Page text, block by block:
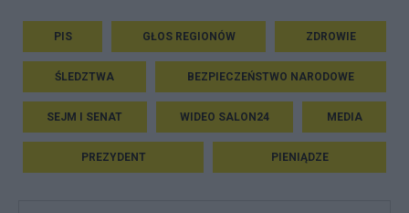
PIS GŁOS REGIONÓW ZDROWIE
ŚLEDZTWA BEZPIECZEŃSTWO NARODOWE
SEJM I SENAT WIDEO SALON24 MEDIA
PREZYDENT PIENIĄDZE